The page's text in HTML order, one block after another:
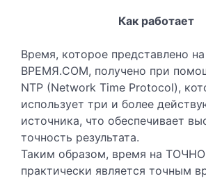
Как работает
Время, которое представлено
ВРЕМЯ.COM, получено при
NTP (Network Time Protocol),
использует три и более
источника, что обеспечивает
точность результата.
Таким образом, время на
практически является точным